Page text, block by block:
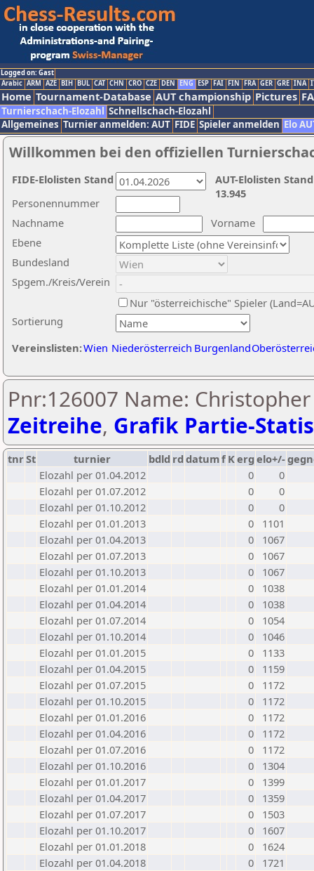
Logged on: Gast
Arabic ARM AZE BIH BUL CAT CHN CRO CZE DEN ENG ESP FAI FIN FRA GER GRE INA
Home Tournament-Database AUT championship Pictures
Turnierschach-Elozahl Schnellschach-Elozahl
Allgemeines Turnier anmelden: AUT FIDE Spieler anmelden Elo
Willkommen bei den offiziellen
Nachname
Vorname
Ebene
Sortierung
Personennummer
Bundesland
Spgem./Kreis/Verein
Nur "österreichische" Spieler
Vereinslisten:Wien Niederösterreich Burgenland
AUT-Elolisten
13.945
FIDE-Elolisten Stand
Pnr:126007 Name:
Zeitreihe, Grafik Partie-
tnrSt turnier bdld rd datumf Kerg elo+/-
Elozahl per 01.04.2012
0
0
Elozahl per 01.07.2012
0
0
Elozahl per 01.10.2012
0
0
Elozahl per 01.01.2013
0
1101
Elozahl per 01.04.2013
0
1067
Elozahl per 01.07.2013
0
1067
Elozahl per 01.10.2013
0
1067
Elozahl per 01.01.2014
0
1038
Elozahl per 01.04.2014
0
1038
Elozahl per 01.07.2014
0
1054
Elozahl per 01.10.2014
0
1046
Elozahl per 01.01.2015
0
1133
Elozahl per 01.04.2015
0
1159
Elozahl per 01.07.2015
0
1172
Elozahl per 01.10.2015
0
1172
Elozahl per 01.01.2016
0
1172
Elozahl per 01.04.2016
0
1172
Elozahl per 01.07.2016
0
1172
Elozahl per 01.10.2016
0
1304
Elozahl per 01.01.2017
0
1399
Elozahl per 01.04.2017
0
1359
Elozahl per 01.07.2017
0
1503
Elozahl per 01.10.2017
0
1607
Elozahl per 01.01.2018
0
1624
Elozahl per 01.04.2018
0
1721